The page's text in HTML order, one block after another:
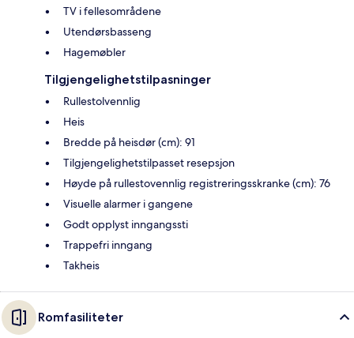
TV i fellesområdene
Utendørsbasseng
Hagemøbler
Tilgjengelighetstilpasninger
Rullestolvennlig
Heis
Bredde på heisdør (cm): 91
Tilgjengelighetstilpasset resepsjon
Høyde på rullestovennlig registreringsskranke (cm): 76
Visuelle alarmer i gangene
Godt opplyst inngangssti
Trappefri inngang
Takheis
Romfasiliteter